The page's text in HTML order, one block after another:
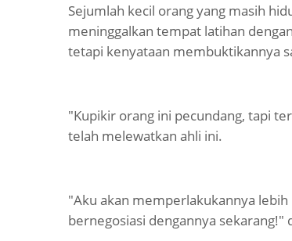
Sejumlah kecil orang yang masih
meninggalkan tempat latihan
tetapi kenyataan membuktikannya
"Kupikir orang ini pecundang, tapi
telah melewatkan ahli ini.
"Aku akan memperlakukannya
bernegosiasi dengannya sekarang!"